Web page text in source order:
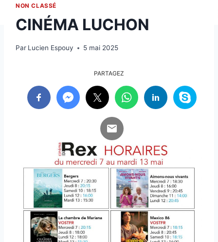
NON CLASSÉ
CINÉMA LUCHON
Par Lucien Espouy 5 mai 2025
PARTAGEZ